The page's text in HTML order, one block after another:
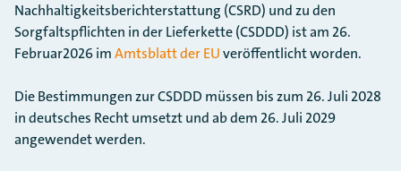
Nachhaltigkeitsberichterstattung (CSRD) und zu den
Sorgfaltspflichten in der Lieferkette (CSDDD) ist am 26.
Februar2026 imAmtsblatt der EUveröffentlicht worden.
Die Bestimmungen zur CSDDD müssen bis zum 26. Juli 2028
in deutsches Recht umsetzt und ab dem 26. Juli 2029
angewendet werden.